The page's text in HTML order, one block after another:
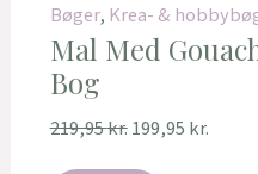
Bøger, Krea- &
Mal Med
Bog
219,95kr.199,95 kr.